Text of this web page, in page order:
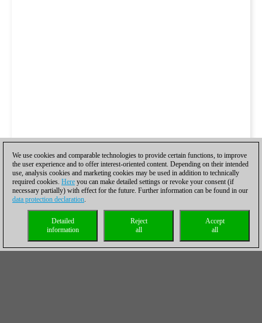
We use cookies and comparable technologies to provide certain functions, to improve
the user experience and to offer interest-oriented content. Depending on their intended
use, analysis cookies and marketing cookies may be used in addition to technically
required cookies. Here you can make detailed settings or revoke your consent (if
necessary partially) with effect for the future. Further information can be found in our
data protection declaration.
Accept
all
Reject
all
Detailed
information